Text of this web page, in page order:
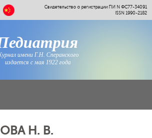
Свидетельство о регистрации ПИ N ФС77-34091
ISSN 1990-2182
имени Г.Н. Сперанского
издается с мая 1922 года
Н. В.